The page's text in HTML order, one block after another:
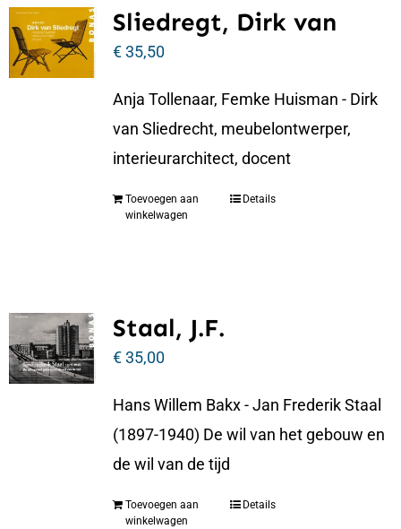
Sliedregt, Dirk van
€35,50
Anja Tollenaar, Femke Huisman - Dirk
van Sliedrecht, meubelontwerper,
interieurarchitect, docent
Toevoegen aan
winkelwagen
Details
Staal, J.F.
€35,00
Hans Willem Bakx - Jan Frederik Staal
(1897-1940) De wil van het gebouw en
de wil van de tijd
Toevoegen aan
winkelwagen
Details